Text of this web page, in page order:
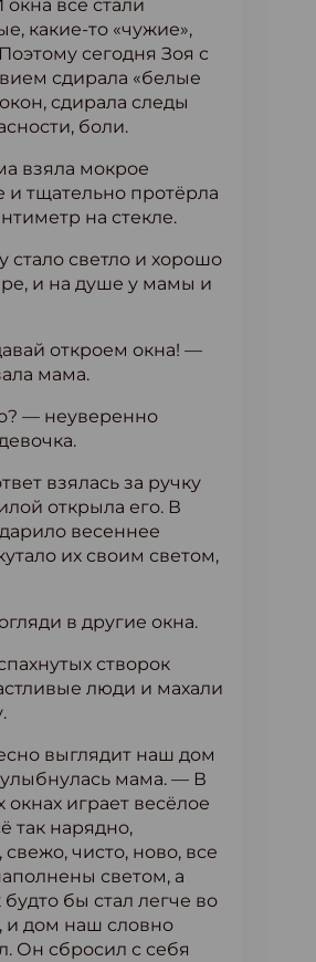
окна все стали
какие-то «чужие»,
сегодня Зоя с
сдирала «белые
сдирала следы
боли.
взяла мокрое
и тщательно протёрла
на стекле.
стало светло и хорошо
и на душе у мамы и
откроем окна! —
мама.
— неуверенно
взялась за ручку
открыла его. В
весеннее
их своим светом,
в другие окна.
створок
люди и махали
выглядит наш дом
мама. — В
окнах играет весёлое
так нарядно,
свежо, чисто, ново, все
светом, а
будто бы стал легче во
и дом наш словно
Он сбросил с себя